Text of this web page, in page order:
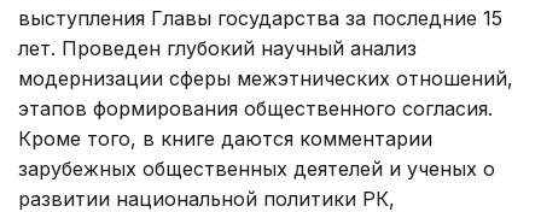
выступления Главы государства за последние 15
лет. Проведен глубокий научный анализ
модернизации сферы межэтнических отношений,
этапов формирования общественного согласия.
Кроме того, в книге даются комментарии
зарубежных общественных деятелей и ученых о
развитии национальной политики РК,